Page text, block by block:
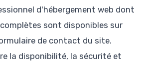
d'hébergement web dont
sont disponibles sur
de contact du site.
la disponibilité, la sécurité et